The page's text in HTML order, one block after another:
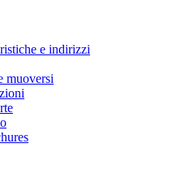
e indirizzi
muoversi